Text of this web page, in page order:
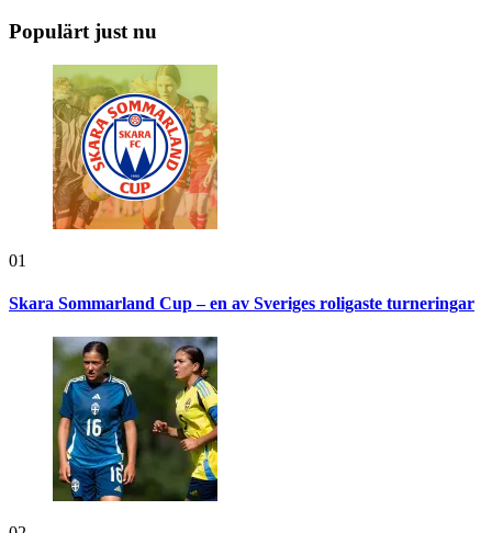
Populärt just nu
01
Skara Sommarland Cup – en av Sveriges roligaste turneringar